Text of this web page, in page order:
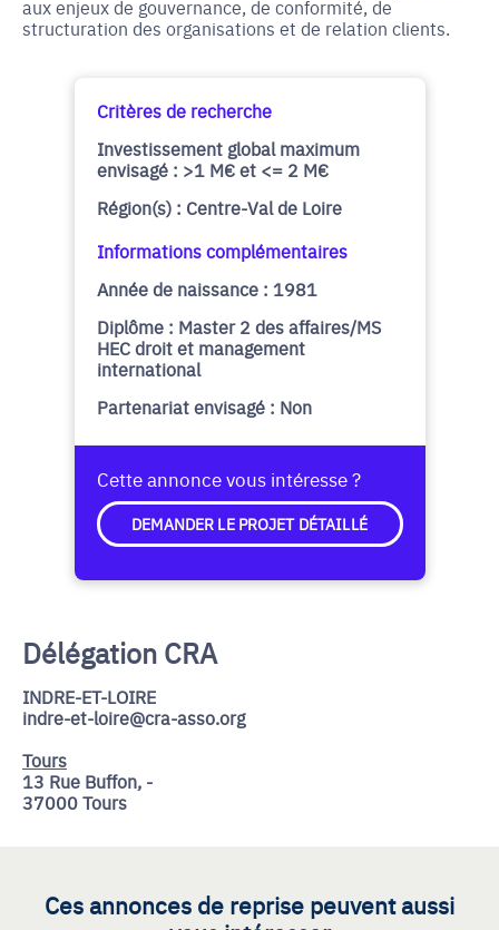
aux enjeux de gouvernance, de conformité, de
structuration des organisations et de relation clients.
Critères de recherche
Investissement global maximum
envisagé : >1 M€ et <= 2 M€
Région(s) : Centre-Val de Loire
Informations complémentaires
Année de naissance : 1981
Diplôme : Master 2 des affaires/MS
HEC droit et management
international
Partenariat envisagé : Non
Cette annonce vous intéresse ?
DEMANDER LE PROJET DÉTAILLÉ
Délégation CRA
INDRE-ET-LOIRE
indre-et-loire@cra-asso.org
Tours
13 Rue Buffon, -
37000 Tours
Ces annonces de reprise peuvent aussi